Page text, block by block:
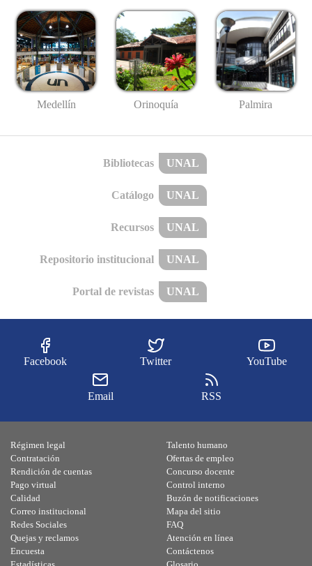
Medellín Orinoquía Palmira
Bibliotecas UNAL
Catálogo UNAL
Recursos UNAL
Repositorio institucional UNAL
Portal de revistas UNAL
Facebook Twitter YouTube
Email RSS
Régimen legal
Contratación
Rendición de cuentas
Pago virtual
Calidad
Talento humano
Ofertas de empleo
Concurso docente
Control interno
Buzón de notificaciones
Correo institucional
Redes Sociales
Quejas y reclamos
Encuesta
Mapa del sitio
FAQ
Atención en línea
Contáctenos